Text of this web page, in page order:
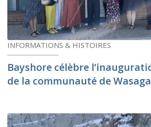
INFORMATIONS & HISTOIRES
Bayshore célèbre
de la communauté de